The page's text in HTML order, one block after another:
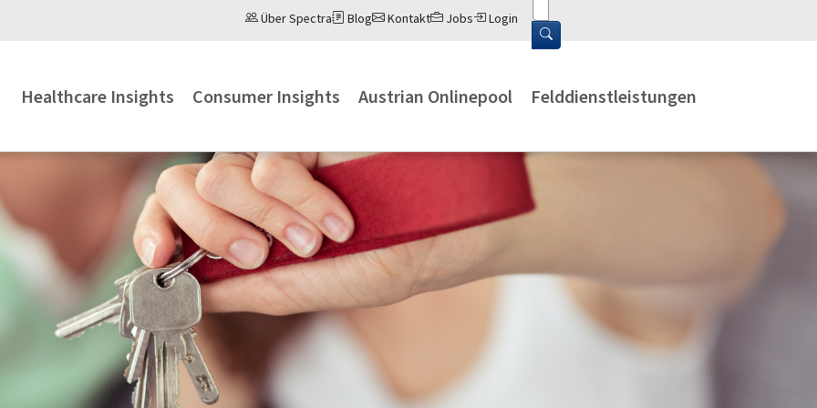
Über Spectra Blog Kontakt Jobs Login
Healthcare Insights Consumer Insights Austrian Onlinepool Felddienstleistungen